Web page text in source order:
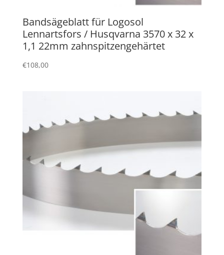
Bandsägeblatt für Logosol
Lennartsfors / Husqvarna 3570 x 32 x
1,1 22mm zahnspitzengehärtet
€108,00